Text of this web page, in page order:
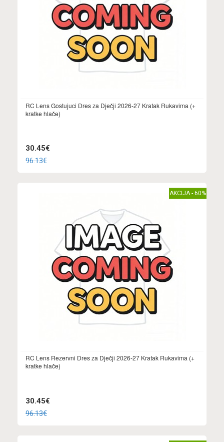
RC Lens Gostujuci Dres za Dječji 2026-27 Kratak Rukavima (+
kratke hlače)
30.45€
96.13€
AKCIJA - 60%
RC Lens Rezervni Dres za Dječji 2026-27 Kratak Rukavima (+
kratke hlače)
30.45€
96.13€